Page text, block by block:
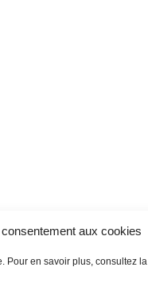
aux cookies
Pour en savoir plus, consultez